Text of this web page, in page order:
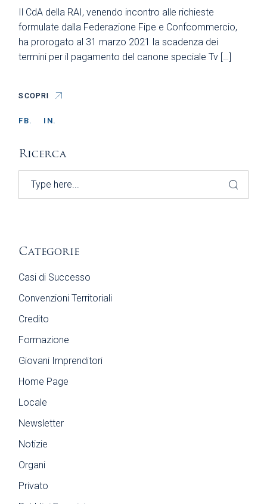
Il CdA della RAI, venendo incontro alle richieste
formulate dalla Federazione Fipe e Confcommercio,
ha prorogato al 31 marzo 2021 la scadenza dei
termini per il pagamento del canone speciale Tv […]
SCOPRI
FB. IN.
Ricerca
Categorie
Casi di Successo
Convenzioni Territoriali
Credito
Formazione
Giovani Imprenditori
Home Page
Locale
Newsletter
Notizie
Organi
Privato